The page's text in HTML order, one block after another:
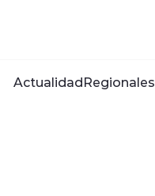
ActualidadRegionales